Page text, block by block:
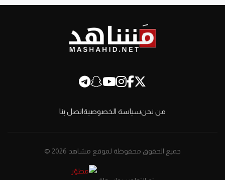
من نحنسياسة الخصوصيةاتصل بنا
جميع الحقوق محفوظة لموقع مشاهد 2026 ©